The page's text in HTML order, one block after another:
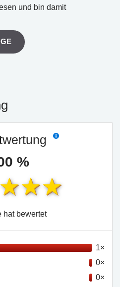
und bin damit
%
bewertet
1×
0×
0×